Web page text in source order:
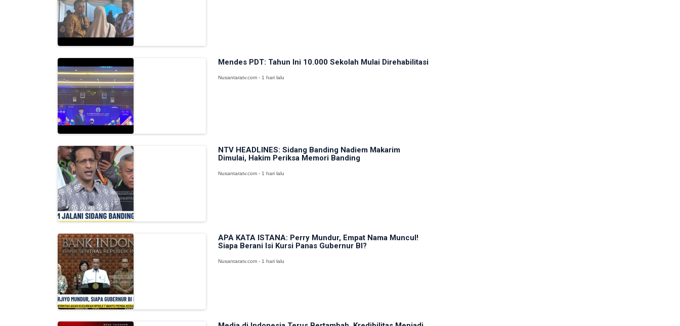
Mendes PDT: Tahun Ini 10.000 Sekolah Mulai Direhabilitasi
Nusantaratv.com - 1 hari lalu
NTV HEADLINES: Sidang Banding Nadiem Makarim
Dimulai, Hakim Periksa Memori Banding
Nusantaratv.com - 1 hari lalu
APA KATA ISTANA: Perry Mundur, Empat Nama Muncul!
Siapa Berani Isi Kursi Panas Gubernur BI?
Nusantaratv.com - 1 hari lalu